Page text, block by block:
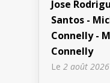
Jose
Santos -
Connelly -
Connelly
Le 2 août 2026